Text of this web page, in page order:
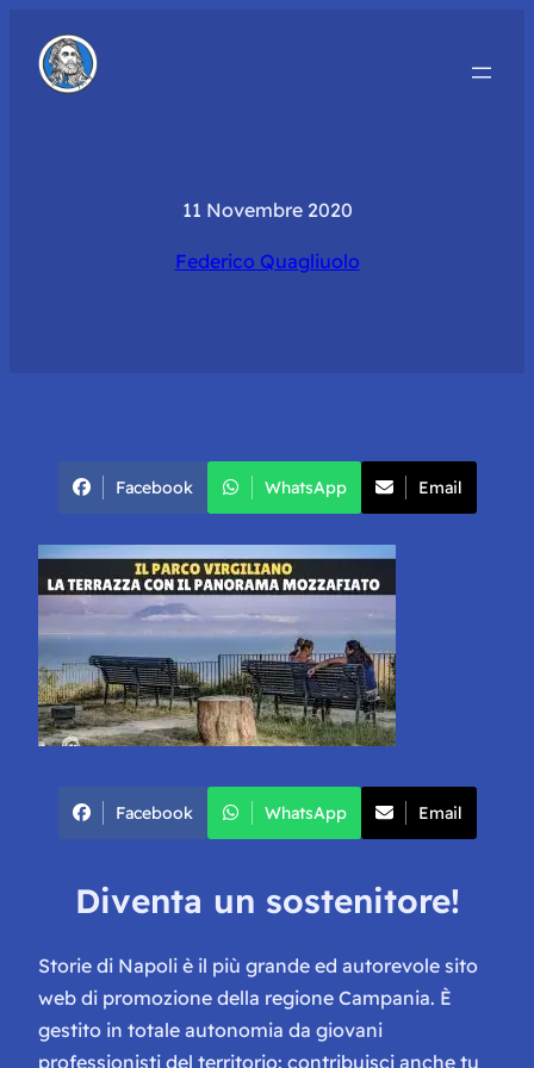
11 Novembre 2020
Federico Quagliuolo
Facebook WhatsApp Email
Facebook WhatsApp Email
Diventa un sostenitore!
Storie di Napoli è il più grande ed autorevole sito
web di promozione della regione Campania. È
gestito in totale autonomia da giovani
professionisti del territorio: contribuisci anche tu